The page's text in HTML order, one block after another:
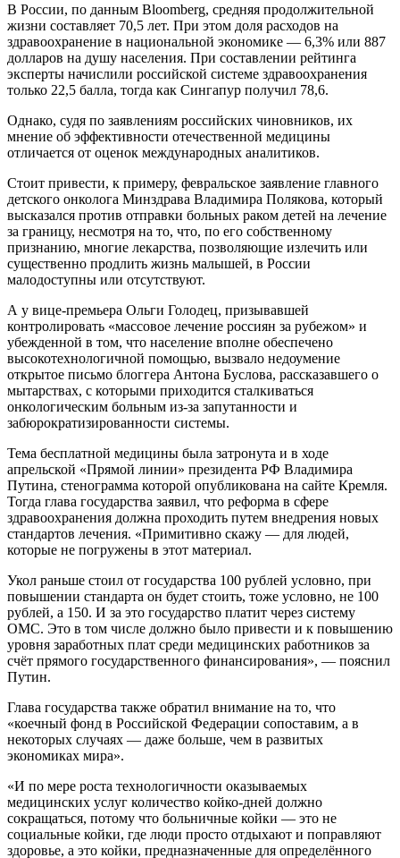
В России, по данным Bloomberg, средняя продолжительной
жизни составляет 70,5 лет. При этом доля расходов на
здравоохранение в национальной экономике — 6,3% или 887
долларов на душу населения. При составлении рейтинга
эксперты начислили российской системе здравоохранения
только 22,5 балла, тогда как Сингапур получил 78,6.
Однако, судя по заявлениям российских чиновников, их
мнение об эффективности отечественной медицины
отличается от оценок международных аналитиков.
Стоит привести, к примеру, февральское заявление главного
детского онколога Минздрава Владимира Полякова, который
высказался против отправки больных раком детей на лечение
за границу, несмотря на то, что, по его собственному
признанию, многие лекарства, позволяющие излечить или
существенно продлить жизнь малышей, в России
малодоступны или отсутствуют.
А у вице-премьера Ольги Голодец, призывавшей
контролировать «массовое лечение россиян за рубежом» и
убежденной в том, что население вполне обеспечено
высокотехнологичной помощью, вызвало недоумение
открытое письмо блоггера Антона Буслова, рассказавшего о
мытарствах, с которыми приходится сталкиваться
онкологическим больным из-за запутанности и
забюрократизированности системы.
Тема бесплатной медицины была затронута и в ходе
апрельской «Прямой линии» президента РФ Владимира
Путина, стенограмма которой опубликована на сайте Кремля.
Тогда глава государства заявил, что реформа в сфере
здравоохранения должна проходить путем внедрения новых
стандартов лечения. «Примитивно скажу — для людей,
которые не погружены в этот материал.
Укол раньше стоил от государства 100 рублей условно, при
повышении стандарта он будет стоить, тоже условно, не 100
рублей, а 150. И за это государство платит через систему
ОМС. Это в том числе должно было привести и к повышению
уровня заработных плат среди медицинских работников за
счёт прямого государственного финансирования», — пояснил
Путин.
Глава государства также обратил внимание на то, что
«коечный фонд в Российской Федерации сопоставим, а в
некоторых случаях — даже больше, чем в развитых
экономиках мира».
«И по мере роста технологичности оказываемых
медицинских услуг количество койко-дней должно
сокращаться, потому что больничные койки — это не
социальные койки, где люди просто отдыхают и поправляют
здоровье, а это койки, предназначенные для определённого